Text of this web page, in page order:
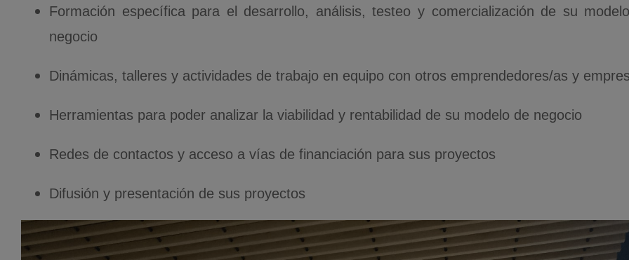
Formación específica para el desarrollo, análisis, testeo y comercialización de su
negocio
Dinámicas, talleres y actividades de trabajo en equipo con otros emprendedores/as y
Herramientas para poder analizar la viabilidad y rentabilidad de su modelo de negocio
Redes de contactos y acceso a vías de financiación para sus proyectos
Difusión y presentación de sus proyectos